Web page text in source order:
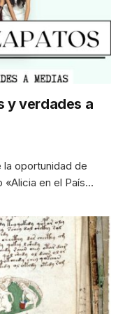
y verdades a
la oportunidad de
«Alicia en el País…